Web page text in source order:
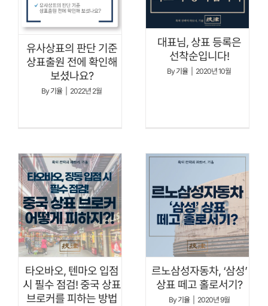
유사상표의 판단 기준
상표출원 전에 확인해
보셨나요?
By기율 2022년 2월
대표님, 상표 등록은
선착순입니다!
By기율 2020년 10월
타오바오, 텐마오 입점
시 필수 점검! 중국 상표
브로커를 피하는 방법
르노삼성자동차, ‘삼성’
상표 떼고 홀로서기?
By기율 2020년 9월